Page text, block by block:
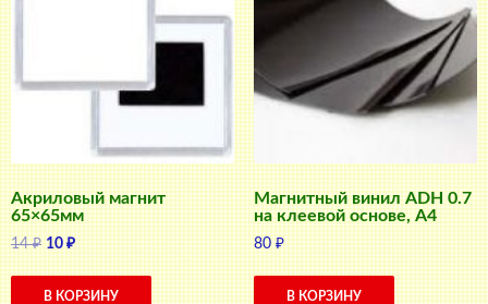
Акриловый магнит
65×65мм
14₽ Первоначальная
цена
составляла
10₽Текущая
цена:
10 ₽.
В КОРЗИНУ
Магнитный винил ADH 0.7
на клеевой основе, A4
80₽
В КОРЗИНУ